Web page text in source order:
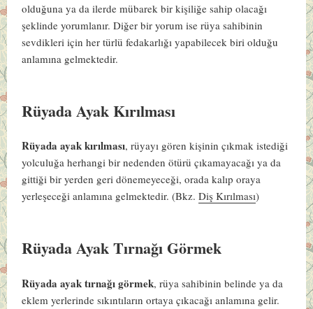
olduğuna ya da ilerde mübarek bir kişiliğe sahip olacağı
şeklinde yorumlanır. Diğer bir yorum ise rüya sahibinin
sevdikleri için her türlü fedakarlığı yapabilecek biri olduğu
anlamına gelmektedir.
Rüyada Ayak Kırılması
Rüyada ayak kırılması, rüyayı gören kişinin çıkmak istediği
yolculuğa herhangi bir nedenden ötürü çıkamayacağı ya da
gittiği bir yerden geri dönemeyeceği, orada kalıp oraya
yerleşeceği anlamına gelmektedir.(Bkz.Diş Kırılması)
Rüyada Ayak Tırnağı Görmek
Rüyada ayak tırnağı görmek, rüya sahibinin belinde ya da
eklem yerlerinde sıkıntıların ortaya çıkacağı anlamına gelir.